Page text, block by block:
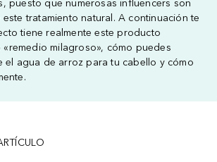
puesto que numerosas influencers son
tratamiento natural. A continuación te
tiene realmente este producto
milagroso», cómo puedes
el agua de arroz para tu cabello y cómo